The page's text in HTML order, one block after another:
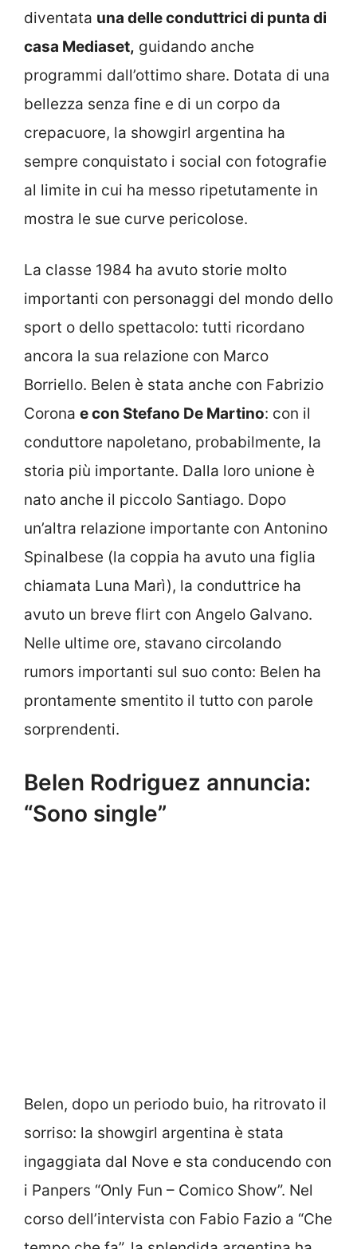
diventata una delle conduttrici di punta di
casa Mediaset, guidando anche
programmi dall’ottimo share. Dotata di una
bellezza senza fine e di un corpo da
crepacuore, la showgirl argentina ha
sempre conquistato i social con fotografie
al limite in cui ha messo ripetutamente in
mostra le sue curve pericolose.
La classe 1984 ha avuto storie molto
importanti con personaggi del mondo dello
sport o dello spettacolo: tutti ricordano
ancora la sua relazione con Marco
Borriello. Belen è stata anche con Fabrizio
Corona e con Stefano De Martino: con il
conduttore napoletano, probabilmente, la
storia più importante. Dalla loro unione è
nato anche il piccolo Santiago. Dopo
un’altra relazione importante con Antonino
Spinalbese (la coppia ha avuto una figlia
chiamata Luna Marì), la conduttrice ha
avuto un breve flirt con Angelo Galvano.
Nelle ultime ore, stavano circolando
rumors importanti sul suo conto: Belen ha
prontamente smentito il tutto con parole
sorprendenti.
Belen Rodriguez annuncia:
“Sono single”
Belen, dopo un periodo buio, ha ritrovato il
sorriso: la showgirl argentina è stata
ingaggiata dal Nove e sta conducendo con
i Panpers “Only Fun – Comico Show”. Nel
corso dell’intervista con Fabio Fazio a “Che